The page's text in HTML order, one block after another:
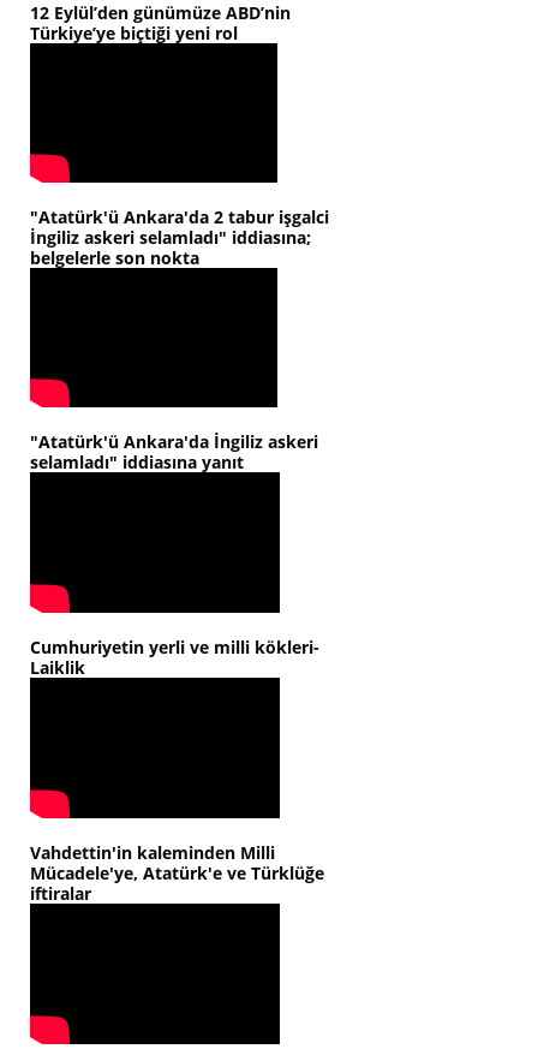
12 Eylül’den günümüze ABD’nin
Türkiye’ye biçtiği yeni rol
"Atatürk'ü Ankara'da 2 tabur işgalci
İngiliz askeri selamladı" iddiasına;
belgelerle son nokta
"Atatürk'ü Ankara'da İngiliz askeri
selamladı" iddiasına yanıt
Cumhuriyetin yerli ve milli kökleri-
Laiklik
Vahdettin'in kaleminden Milli
Mücadele'ye, Atatürk'e ve Türklüğe
iftiralar